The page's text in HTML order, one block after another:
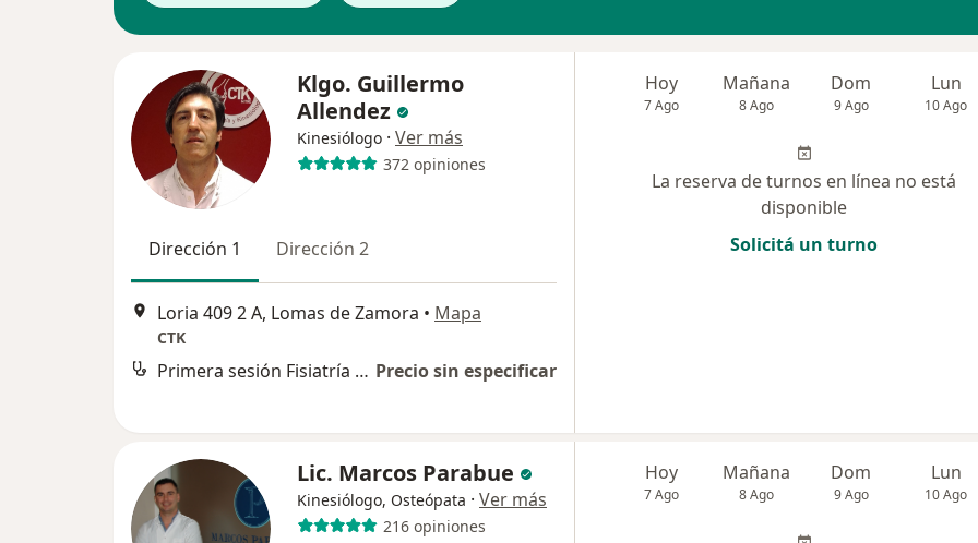
Klgo. Guillermo
Allendez
Kinesiólogo · Ver más
372 opiniones
Dirección 1 Dirección 2
Loria 409 2 A, Lomas de Zamora • Mapa
CTK
Primera sesión Fisiatría y Kinesiología Precio sin especificar
Hoy
7 Ago
Mañana
8 Ago
Dom
9 Ago
Lun
10 Ago
La reserva de turnos en línea no está
disponible
Solicitá un turno
Lic. Marcos Parabue
Kinesiólogo, Osteópata · Ver más
216 opiniones
Hoy
7 Ago
Mañana
8 Ago
Dom
9 Ago
Lun
10 Ago